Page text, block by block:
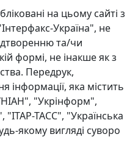
на цьому сайті з
Україна", не
та/чи
формі, не інакше як з
Передрук,
інформації, яка містить
"Укрінформ",
ТАСС", "Українська
якому вигляді суворо